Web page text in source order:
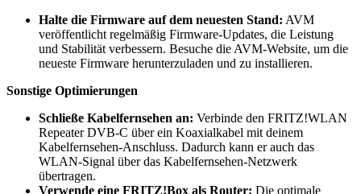
Halte die Firmware auf dem neuesten Stand: AVM
veröffentlicht regelmäßig Firmware-Updates, die Leistung
und Stabilität verbessern. Besuche die AVM-Website, um die
neueste Firmware herunterzuladen und zu installieren.
Sonstige Optimierungen
Schließe Kabelfernsehen an: Verbinde den FRITZ!WLAN
Repeater DVB-C über ein Koaxialkabel mit deinem
Kabelfernsehen-Anschluss. Dadurch kann er auch das
WLAN-Signal über das Kabelfernsehen-Netzwerk
übertragen.
Verwende eine FRITZ!Box als Router: Die optimale